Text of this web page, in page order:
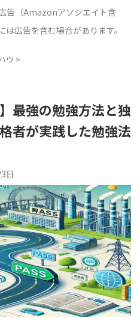
告（Amazonアソシエイト含
広告を含む場合があります。
ウ >
最強の勉強方法と独
者が実践した勉強法
日